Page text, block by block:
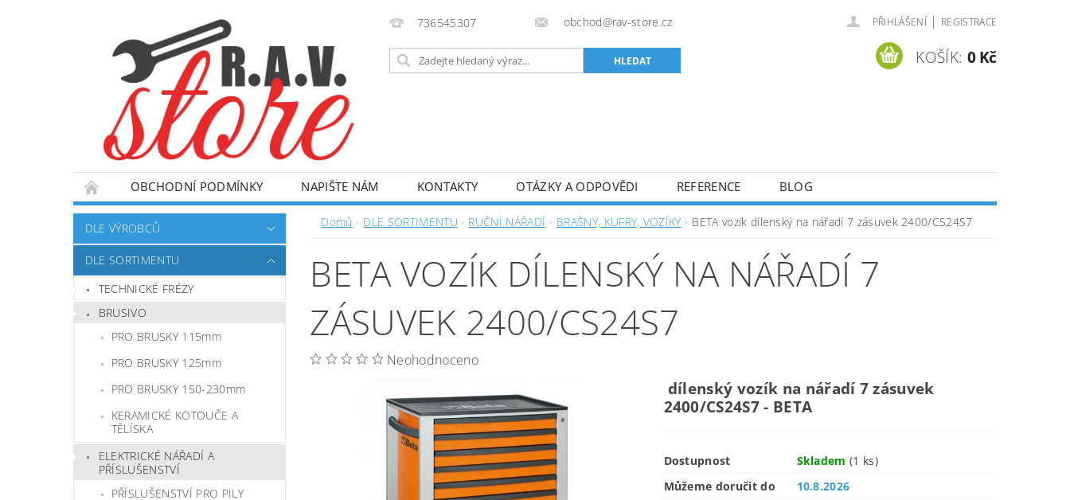
736545307 obchod@rav-store.cz PŘIHLÁŠENÍ | REGISTRACE
KOŠÍK: 0 Kč
OBCHODNÍ PODMÍNKY NAPIŠTE NÁM KONTAKTY OTÁZKY A ODPOVĚDI REFERENCE BLOG
DLE VÝROBCŮ
DLE SORTIMENTU
TECHNICKÉ FRÉZY
BRUSIVO
PRO BRUSKY 115mm
PRO BRUSKY 125mm
PRO BRUSKY 150-230mm
KERAMICKÉ KOTOUČE A
TĚLÍSKA
ELEKTRICKÉ NÁŘADÍ A
PŘÍSLUŠENSTVÍ
PŘÍSLUŠENSTVÍ PRO PILY
Domů DLE SORTIMENTU RUČNÍ NÁŘADÍ BRAŠNY, KUFRY, VOZÍKY BETA vozík dílenský na nářadí 7 zásuvek 2400/CS24S7
BETA VOZÍK DÍLENSKÝ NA NÁŘADÍ 7
ZÁSUVEK 2400/CS24S7
Neohodnoceno
dílenský vozík na nářadí 7 zásuvek
2400/CS24S7 - BETA
Dostupnost Skladem(1 ks)
Můžeme doručit do
10.8.2026